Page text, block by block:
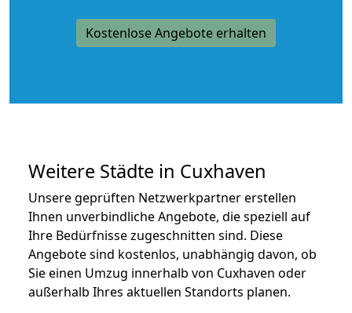
Kostenlose Angebote erhalten
Weitere Städte in Cuxhaven
Unsere geprüften Netzwerkpartner erstellen
Ihnen unverbindliche Angebote, die speziell auf
Ihre Bedürfnisse zugeschnitten sind. Diese
Angebote sind kostenlos, unabhängig davon, ob
Sie einen Umzug innerhalb von Cuxhaven oder
außerhalb Ihres aktuellen Standorts planen.